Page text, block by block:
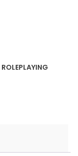
ROLEPLAYING